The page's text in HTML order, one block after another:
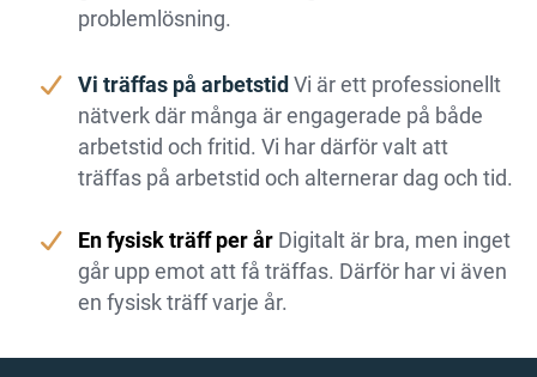
problemlösning.
Vi träffas på arbetstid Vi är ett professionellt
nätverk där många är engagerade på både
arbetstid och fritid. Vi har därför valt att
träffas på arbetstid och alternerar dag och tid.
En fysisk träff per år Digitalt är bra, men inget
går upp emot att få träffas. Därför har vi även
en fysisk träff varje år.